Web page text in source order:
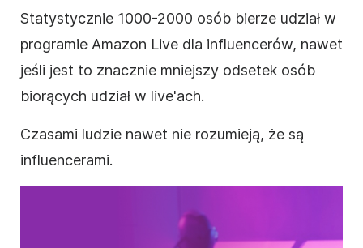
Statystycznie 1000-2000 osób bierze udział w
programie Amazon Live dla influencerów, nawet
jeśli jest to znacznie mniejszy odsetek osób
biorących udział w live'ach.
Czasami ludzie nawet nie rozumieją, że są
influencerami.